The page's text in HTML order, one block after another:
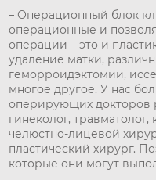
– Операционный блок
операционные и
операции – это и
удаление матки,
геморроидэктомии,
многое другое. У нас
оперирующих докторов
гинеколог, травматолог,
челюстно-лицевой
пластический хирург.
которые они могут